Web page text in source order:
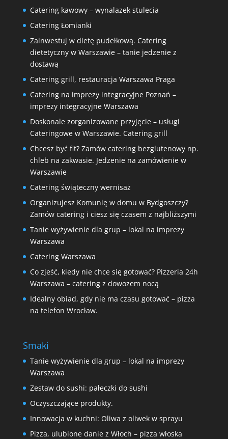
Catering kawowy – wynalazek stulecia
Catering Łomianki
Zainwestuj w dietę pudełkową. Catering
dietetyczny w Warszawie – tanie jedzenie z
dostawą
Catering grill, restauracja Warszawa Praga
Catering na imprezy integracyjne Poznań –
imprezy integracyjne Warszawa
Doskonale zorganizowane przyjęcie – usługi
Cateringowe w Warszawie. Catering grill
Chcesz być fit? Zamów catering bezglutenowy np.
chleb na zakwasie. Jedzenie na zamówienie w
Warszawie
Catering świąteczny wernisaż
Organizujesz Komunię w domu w Bydgoszczy?
Zamów catering i ciesz się czasem z najbliższymi
Tanie wyżywienie dla grup – lokal na imprezy
Warszawa
Catering Warszawa
Co zjeść, kiedy nie chce się gotować? Pizzeria 24h
Warszawa – catering z dowozem nocą
Idealny obiad, gdy nie ma czasu gotować – pizza
na telefon Wrocław.
Smaki
Tanie wyżywienie dla grup – lokal na imprezy
Warszawa
Zestaw do sushi: pałeczki do sushi
Oczyszczające produkty.
Innowacja w kuchni: Oliwa z oliwek w sprayu
Pizza, ulubione danie z Włoch – pizza włoska